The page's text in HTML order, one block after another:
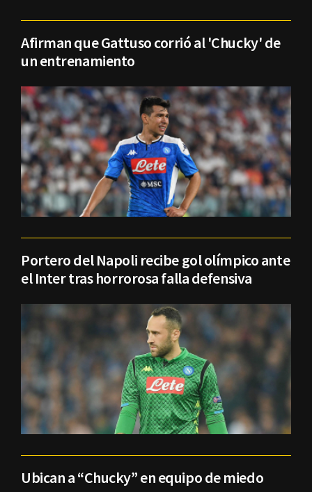
Afirman que Gattuso corrió al 'Chucky' de
un entrenamiento
Portero del Napoli recibe gol olímpico ante
el Inter tras horrorosa falla defensiva
Ubican a “Chucky” en equipo de miedo